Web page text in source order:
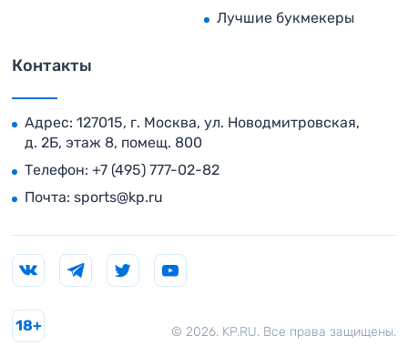
Лучшие букмекеры
Контакты
Адрес: 127015, г. Москва, ул. Новодмитровская,
д. 2Б, этаж 8, помещ. 800
Телефон: +7 (495) 777-02-82
Почта: sports@kp.ru
© 2026. KP.RU. Все права защищены.
18+